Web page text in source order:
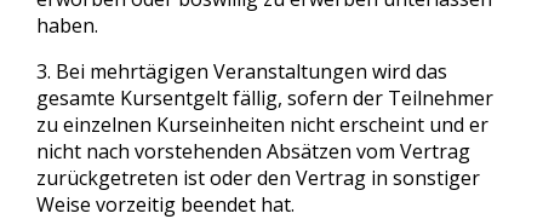
haben.
3. Bei mehrtägigen Veranstaltungen wird das
gesamte Kursentgelt fällig, sofern der Teilnehmer
zu einzelnen Kurseinheiten nicht erscheint und er
nicht nach vorstehenden Absätzen vom Vertrag
zurückgetreten ist oder den Vertrag in sonstiger
Weise vorzeitig beendet hat.